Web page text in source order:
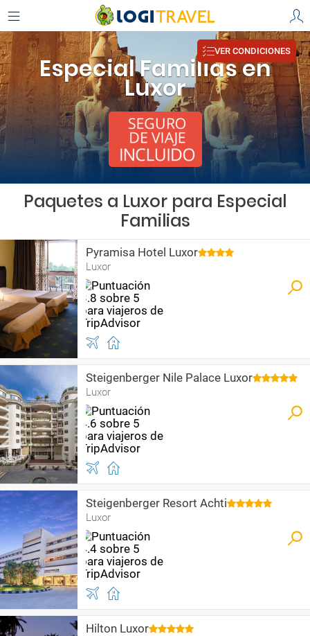
Especial Familias en
Luxor
VER CONDICIONES
Paquetes a Luxor para Especial
Familias
Pyramisa Hotel Luxor
Luxor
Steigenberger Nile Palace Luxor
Luxor
Steigenberger Resort Achti
Luxor
Hilton Luxor